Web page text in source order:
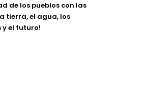
de los pueblos con las
tierra, el agua, los
el futuro!